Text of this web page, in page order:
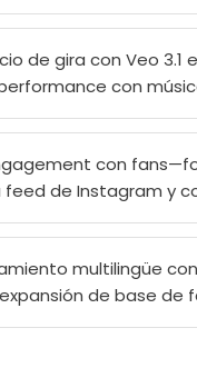
de gira con Veo 3.1
con
con
feed de Instagram y
multilingüe
de base de